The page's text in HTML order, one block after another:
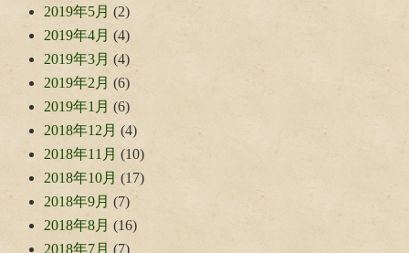
2019年5月 (2)
2019年4月 (4)
2019年3月 (4)
2019年2月 (6)
2019年1月 (6)
2018年12月 (4)
2018年11月 (10)
2018年10月 (17)
2018年9月 (7)
2018年8月 (16)
2018年7月 (7)